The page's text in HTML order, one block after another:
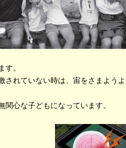
。
されていない時は、宙をさまようよ
心な子どもになっています。